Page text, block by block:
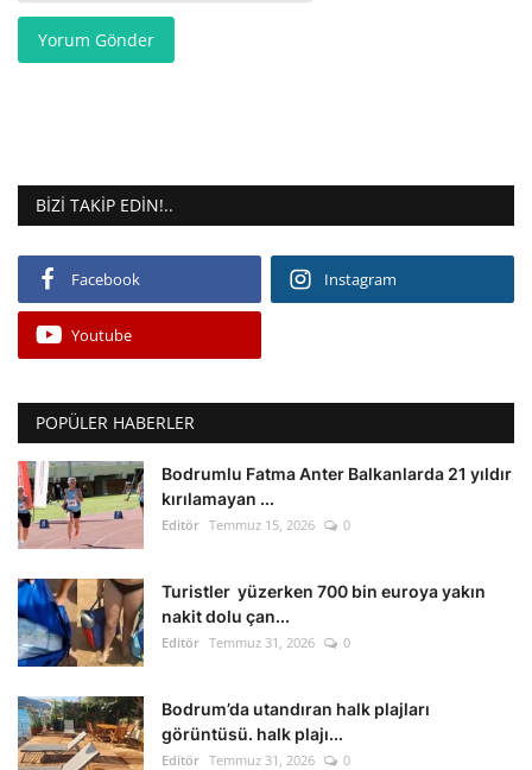
Yorum Gönder
BIZI TAKIP EDIN!..
Facebook Instagram
Youtube
POPÜLER HABERLER
Bodrumlu Fatma Anter Balkanlarda 21 yıldır
kırılamayan ...
Editör Temmuz 15, 2026 0
Turistler yüzerken 700 bin euroya yakın
nakit dolu çan...
Editör Temmuz 31, 2026 0
Bodrum’da utandıran halk plajları
görüntüsü. halk plajı...
Editör Temmuz 31, 2026 0